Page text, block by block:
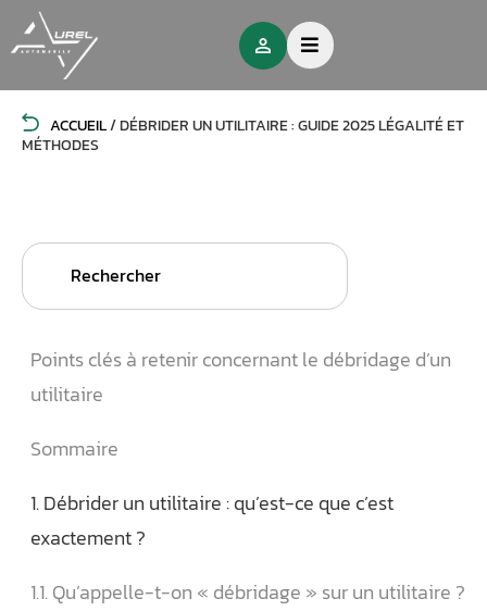
ACCUEIL/DÉBRIDER UN UTILITAIRE : GUIDE 2025 LÉGALITÉ ET
MÉTHODES
Search
Points clés à retenir concernant le débridage d’un
utilitaire
Sommaire
1. Débrider un utilitaire : qu’est-ce que c’est
exactement ?
1.1. Qu’appelle-t-on « débridage » sur un utilitaire ?